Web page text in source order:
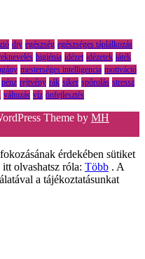
diy egészség egészséges táplálkozás
higiénia idézet idézetek játék
mesterséges intelligencia motiváció
pénz rejtvény rák siker spórolás stressz
változás víz önfejlesztés
Theme by MH
érdekében sütiket
olvashatsz róla: Több . A
a tájékoztatásunkat